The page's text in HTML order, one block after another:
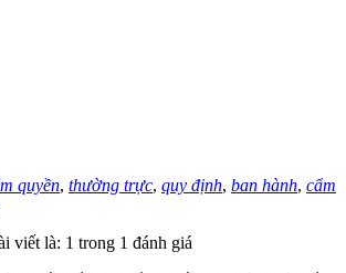
quyền, thường trực, quy định, ban hành, cẩm
viết là: 1 trong 1 đánh giá